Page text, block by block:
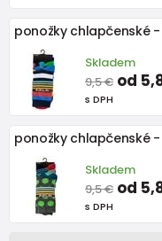
ponožky chlapčenské -
Skladem
9,5 € od
s DPH
ponožky chlapčenské -
Skladem
9,5 € od
s DPH